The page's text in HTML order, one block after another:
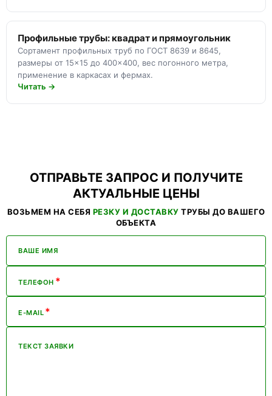
Профильные трубы: квадрат и прямоугольник
Сортамент профильных труб по ГОСТ 8639 и 8645,
размеры от 15×15 до 400×400, вес погонного метра,
применение в каркасах и фермах.
Читать →
ОТПРАВЬТЕ ЗАПРОС И ПОЛУЧИТЕ
АКТУАЛЬНЫЕ ЦЕНЫ
ВОЗЬМЕМ НА СЕБЯ РЕЗКУ И ДОСТАВКУ ТРУБЫ ДО ВАШЕГО
ОБЪЕКТА
ВАШЕ ИМЯ
ТЕЛЕФОН *
E-MAIL *
ТЕКСТ ЗАЯВКИ